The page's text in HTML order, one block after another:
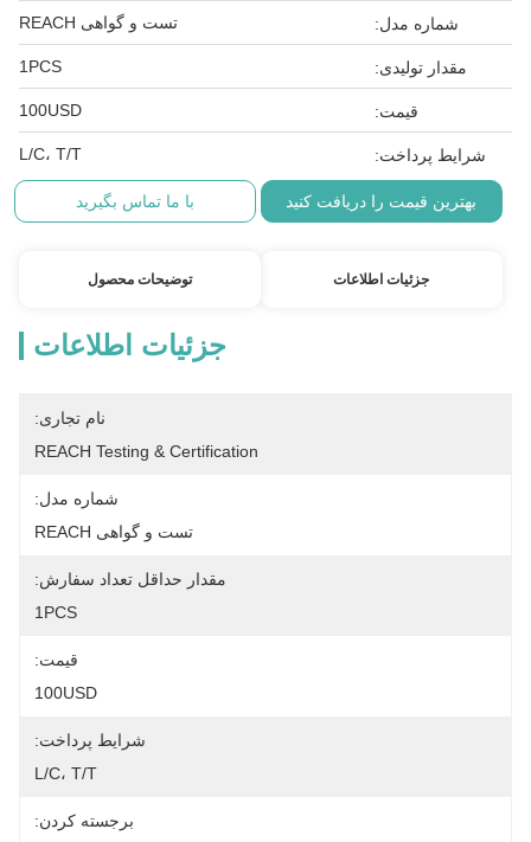
شماره مدل: تست و گواهی REACH
مقدار تولیدی: 1PCS
قیمت: 100USD
شرایط پرداخت: L/C، T/T
بهترین قیمت را دریافت کنید با ما تماس بگیرید
جزئیات اطلاعات توضیحات محصول
جزئیات اطلاعات
نام تجاری:
REACH Testing & Certification
شماره مدل:
تست و گواهی REACH
مقدار حداقل تعداد سفارش:
1PCS
قیمت:
100USD
شرایط پرداخت:
L/C، T/T
برجسته کردن: